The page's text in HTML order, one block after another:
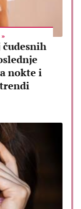
nokte i